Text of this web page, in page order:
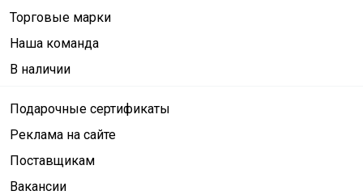
Торговые марки
Наша команда
В наличии
Подарочные сертификаты
Реклама на сайте
Поставщикам
Вакансии